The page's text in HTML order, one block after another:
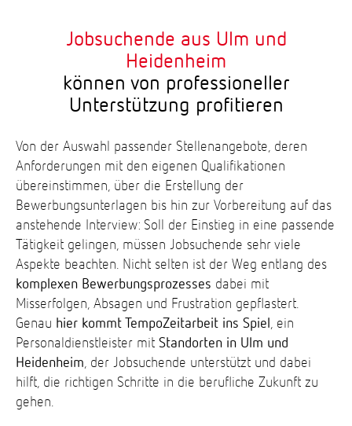
Jobsuchende aus Ulm und
Heidenheim
können von professioneller
Unterstützung profitieren
Von der Auswahl passender Stellenangebote, deren
Anforderungen mit den eigenen Qualifikationen
übereinstimmen, über die Erstellung der
Bewerbungsunterlagen bis hin zur Vorbereitung auf das
anstehende Interview: Soll der Einstieg in eine passende
Tätigkeit gelingen, müssen Jobsuchende sehr viele
Aspekte beachten. Nicht selten ist der Weg entlang des
komplexen Bewerbungsprozesses dabei mit
Misserfolgen, Absagen und Frustration gepflastert.
Genau hier kommt TempoZeitarbeit ins Spiel, ein
Personaldienstleister mit Standorten in Ulm und
Heidenheim, der Jobsuchende unterstützt und dabei
hilft, die richtigen Schritte in die berufliche Zukunft zu
gehen.